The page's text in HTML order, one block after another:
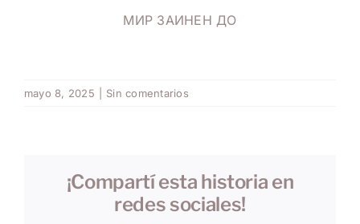
МИР ЗАИНЕН ДО
mayo 8, 2025 Sin comentarios
¡Compartí esta historia en
redes sociales!